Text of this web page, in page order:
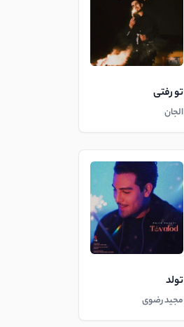
تو رفتی
الجان
تولد
مجید رضوی